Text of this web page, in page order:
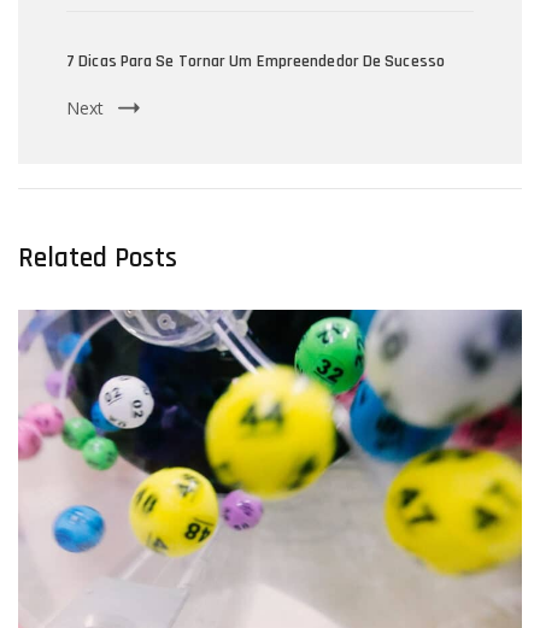
7 Dicas Para Se Tornar Um Empreendedor De Sucesso
Next
Related Posts